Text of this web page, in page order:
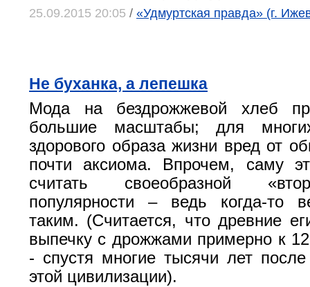
25.09.2015 20:05 / «Удмуртская правда» (г.
Не буханка, а лепешка
Мода на бездрожжевой хлеб
большие масштабы; для
здорового образа жизни вред от
почти аксиома. Впрочем, саму
считать своеобразной
популярности – ведь когда-то
таким. (Считается, что древние
выпечку с дрожжами примерно к
- спустя многие тысячи лет после
этой цивилизации).